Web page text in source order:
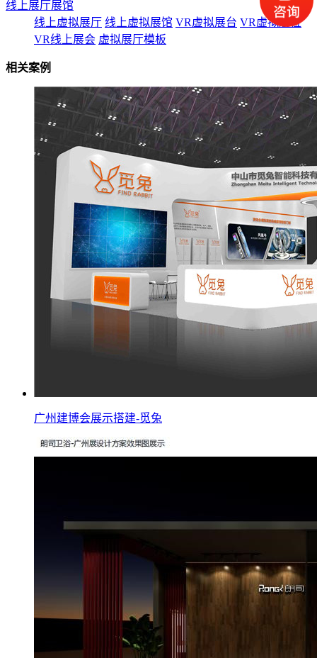
线上展厅展馆
线上虚拟展厅 线上虚拟展馆 VR虚拟展台 VR虚拟展位
VR线上展会 虚拟展厅模板
相关案例
广州建博会展示搭建-觅兔